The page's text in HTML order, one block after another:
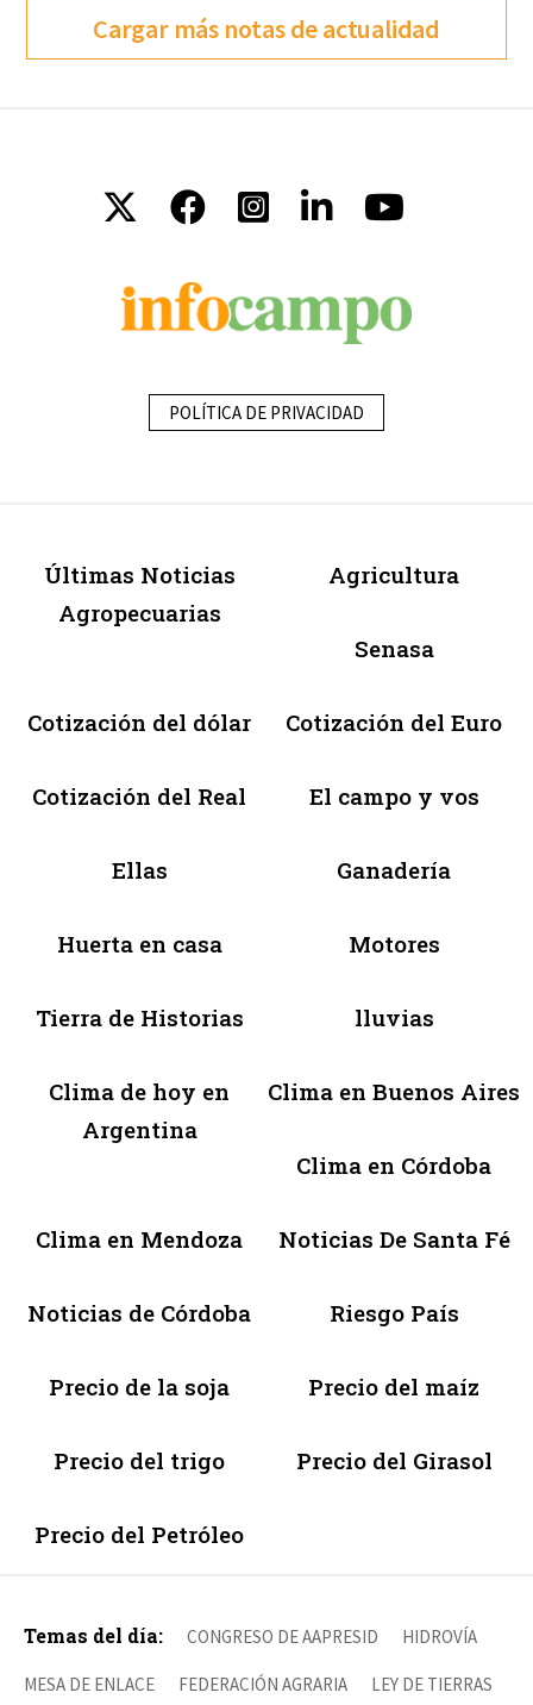
Cargar más notas de actualidad
POLÍTICA DE PRIVACIDAD
Últimas Noticias
Agropecuarias
Agricultura
Senasa
Cotización del dólar Cotización del Euro
Cotización del Real El campo y vos
Ellas Ganadería
Huerta en casa Motores
Tierra de Historias lluvias
Clima de hoy en
Argentina
Clima en Buenos Aires
Clima en Córdoba
Clima en Mendoza Noticias De Santa Fé
Noticias de Córdoba Riesgo País
Precio de la soja Precio del maíz
Precio del trigo Precio del Girasol
Precio del Petróleo
Temas del día: CONGRESO DE AAPRESID HIDROVÍA
MESA DE ENLACE FEDERACIÓN AGRARIA LEY DE TIERRAS